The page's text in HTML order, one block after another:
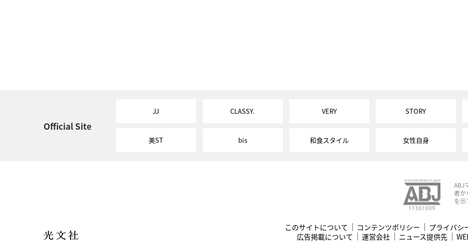
Official Site
JJ CLASSY. VERY STORY
美ST bis 和食スタイル 女性自身
ABJ
者か
を示
このサイトについて コンテンツポリシー プライバシ
広告掲載について
運営会社 ニュース提供先